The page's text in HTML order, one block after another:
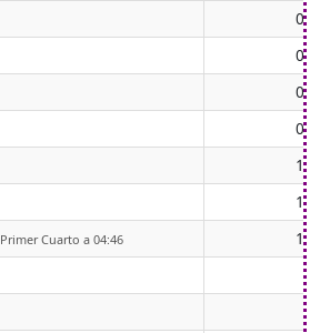
Primer Cuarto a 04:46